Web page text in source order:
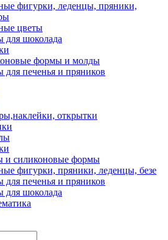
фигурки, леденцы, пряники,
цветы
шоколада
формы и молды
печенья и пряников
открытки
и силиконовые формы
фигурки, пряники, леденцы, безе
печенья и пряников
шоколада